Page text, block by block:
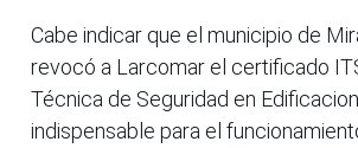
Cabe indicar que el municipio de
revocó a Larcomar el certificado
Técnica de Seguridad en
indispensable para el